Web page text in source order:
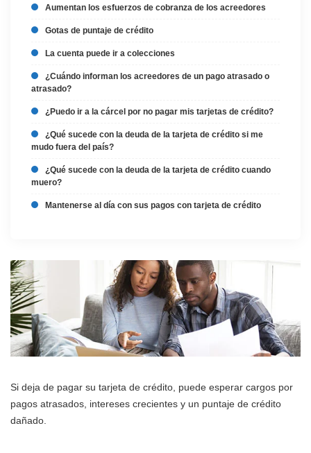
Aumentan los esfuerzos de cobranza de los acreedores
Gotas de puntaje de crédito
La cuenta puede ir a colecciones
¿Cuándo informan los acreedores de un pago atrasado o
atrasado?
¿Puedo ir a la cárcel por no pagar mis tarjetas de crédito?
¿Qué sucede con la deuda de la tarjeta de crédito si me
mudo fuera del país?
¿Qué sucede con la deuda de la tarjeta de crédito cuando
muero?
Mantenerse al día con sus pagos con tarjeta de crédito
Si deja de pagar su tarjeta de crédito, puede esperar cargos por
pagos atrasados, intereses crecientes y un puntaje de crédito
dañado.